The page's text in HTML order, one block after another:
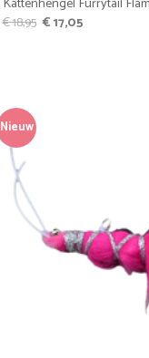
€18,95 Oorspronkelijke
prijs
€17,05
Nieuw